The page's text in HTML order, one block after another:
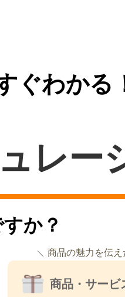
ぐわかる
レー
か？
商品の魅力を伝え
商品・サービ